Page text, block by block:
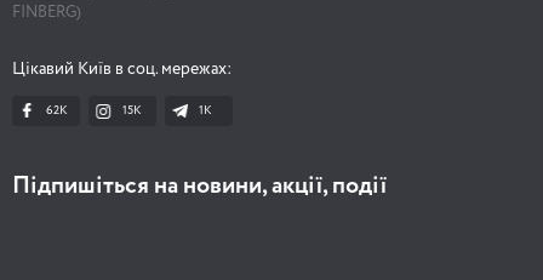
FINBERG)
Цікавий Київ в соц. мережах:
62K 15K 1К
Підпишіться на новини, акції, події